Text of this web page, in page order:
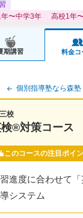
〜中学3年 高校1年
期講習 料金コ
個別指導塾なら森
校
®対策コース
このコースの注目ポイ
進度に合わせて
システム